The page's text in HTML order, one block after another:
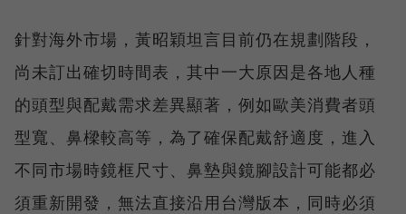
針對海外市場，黃昭穎坦言目前仍在規劃階段，
尚未訂出確切時間表，其中一大原因是各地人種
的頭型與配戴需求差異顯著，例如歐美消費者頭
型寬、鼻樑較高等，為了確保配戴舒適度，進入
不同市場時鏡框尺寸、鼻墊與鏡腳設計可能都必
須重新開發，無法直接沿用台灣版本，同時必須